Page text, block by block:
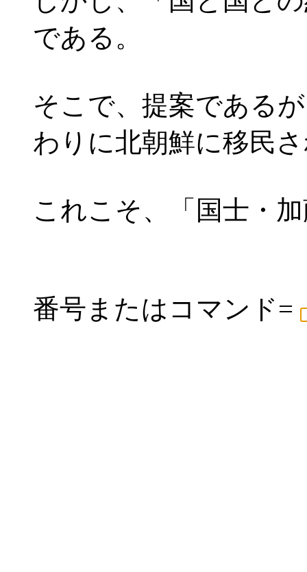
である。
そこで、提案である
わりに北朝鮮に移民
これこそ、「国士・
番号またはコマンド=